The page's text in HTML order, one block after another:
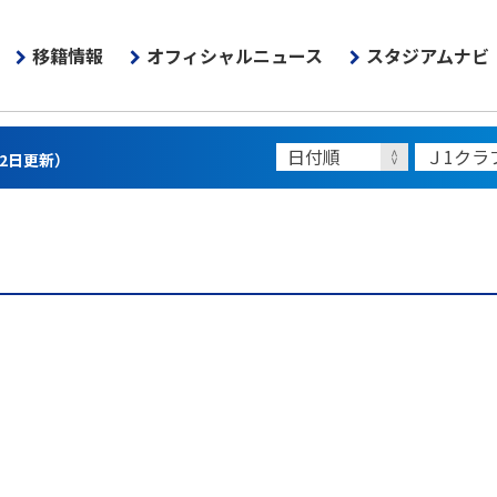
移籍情報 オフィシャルニュース スタジアムナビ
更新）